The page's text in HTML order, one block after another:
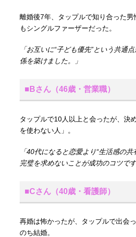
離婚後7年、タップルで知り合った男
もシングルファーザーだった。
「お互いに“子ども優先”という共通
係を築けました。」
■Bさん（46歳・営業職）
タップルで10人以上と会ったが、決
を使わない人」。
「40代になると恋愛より“生活感の
完璧を求めないことが成功のコツです
■Cさん（40歳・看護師）
再婚は怖かったが、タップルで出会
のち結婚。